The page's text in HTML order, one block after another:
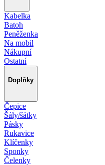
Kabelka
Batoh
Peněženka
Na mobil
Nákupní
Ostatní
Doplňky
Čepice
Šály/šátky
Pásky
Rukavice
Klíčenky
Sponky
Čelenky